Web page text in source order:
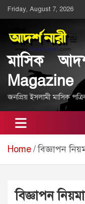
Skip
to
content
Friday, August 7, 2026
মাসিক
Magazine
জনপ্রিয় ইসলামী মাসিক
Home বিজ্ঞাপন
বিজ্ঞাপন